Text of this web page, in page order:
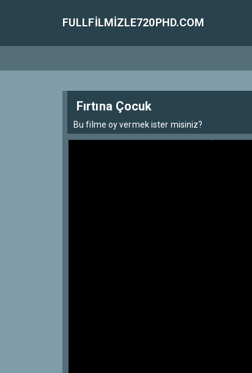
FULLFILMIZLE720PHD.COM
Fırtına Çocuk
Bu filme oy vermek ister misiniz?